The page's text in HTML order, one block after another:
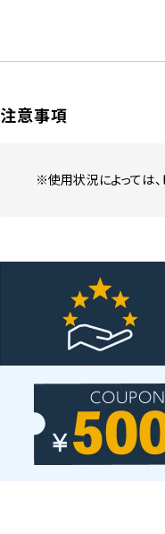
注意事項
※使用状況によっては、